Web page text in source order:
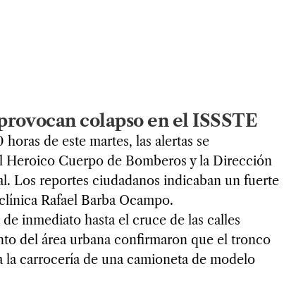
colapso en el ISSSTE
de este martes, las alertas se
Heroico Cuerpo de Bomberos y la Dirección
Los reportes ciudadanos indicaban un fuerte
Rafael Barba Ocampo.
inmediato hasta el cruce de las calles
del área urbana confirmaron que el tronco
la carrocería de una camioneta de modelo